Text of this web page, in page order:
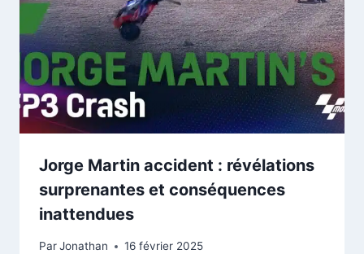
Jorge Martin accident : révélations
surprenantes et conséquences
inattendues
ParJonathan 16 février 2025